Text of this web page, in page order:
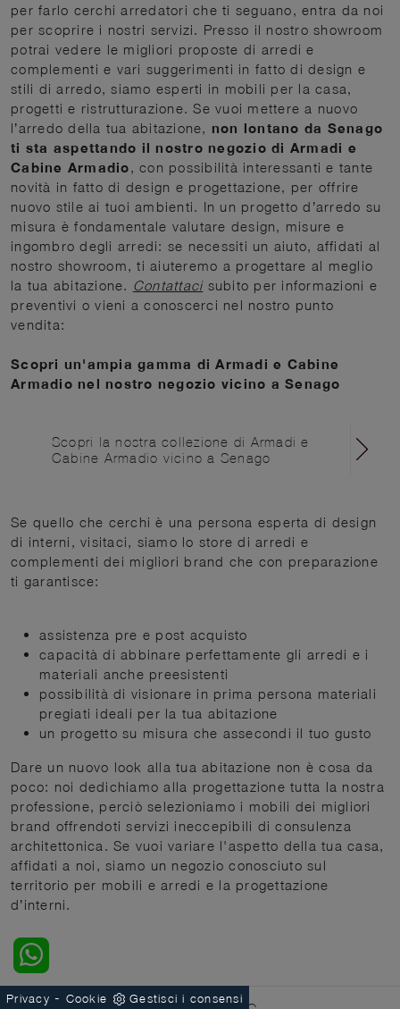
per farlo cerchi arredatori che ti seguano, entra da noi
per scoprire i nostri servizi. Presso il nostro showroom
potrai vedere le migliori proposte di arredi e
complementi e vari suggerimenti in fatto di design e
stili di arredo, siamo esperti in mobili per la casa,
progetti e ristrutturazione. Se vuoi mettere a nuovo
l’arredo della tua abitazione, non lontano da Senago
ti sta aspettando il nostro negozio di Armadi e
Cabine Armadio, con possibilità interessanti e tante
novità in fatto di design e progettazione, per offrire
nuovo stile ai tuoi ambienti. In un progetto d’arredo su
misura è fondamentale valutare design, misure e
ingombro degli arredi: se necessiti un aiuto, affidati al
nostro showroom, ti aiuteremo a progettare al meglio
la tua abitazione. Contattacisubito per informazioni e
preventivi o vieni a conoscerci nel nostro punto
vendita:
Scopri un'ampia gamma di Armadi e Cabine
Armadio nel nostro negozio vicino a Senago
Scopri la nostra collezione di Armadi e
Cabine Armadio vicino a Senago
Se quello che cerchi è una persona esperta di design
di interni, visitaci, siamo lo store di arredi e
complementi dei migliori brand che con preparazione
ti garantisce:
assistenza pre e post acquisto
capacità di abbinare perfettamente gli arredi e i
materiali anche preesistenti
possibilità di visionare in prima persona materiali
pregiati ideali per la tua abitazione
un progetto su misura che assecondi il tuo gusto
Dare un nuovo look alla tua abitazione non è cosa da
poco: noi dedichiamo alla progettazione tutta la nostra
professione, perciò selezioniamo i mobili dei migliori
brand offrendoti servizi ineccepibili di consulenza
architettonica. Se vuoi variare l'aspetto della tua casa,
affidati a noi, siamo un negozio conosciuto sul
territorio per mobili e arredi e la progettazione
d’interni.
Privacy - Cookie Gestisci i consensi